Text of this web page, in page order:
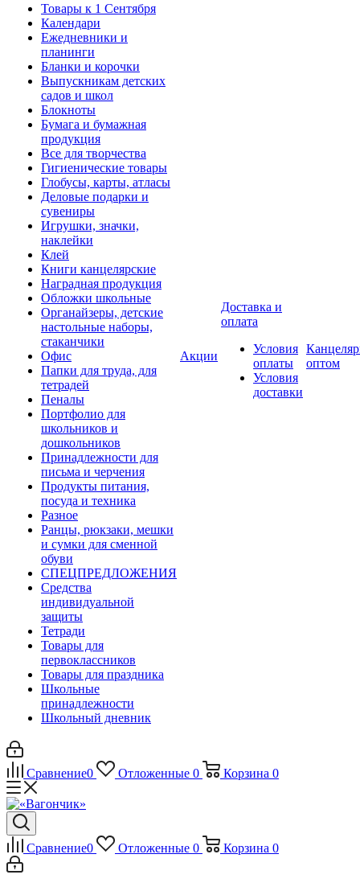
Товары к 1 Сентября
Календари
Ежедневники и
планинги
Бланки и корочки
Выпускникам детских
садов и школ
Блокноты
Бумага и бумажная
продукция
Все для творчества
Гигиенические товары
Глобусы, карты, атласы
Деловые подарки и
сувениры
Игрушки, значки,
наклейки
Клей
Книги канцелярские
Наградная продукция
Обложки школьные
Органайзеры, детские
настольные наборы,
стаканчики
Офис
Папки для труда, для
тетрадей
Пеналы
Портфолио для
школьников и
дошкольников
Принадлежности для
письма и черчения
Продукты питания,
посуда и техника
Разное
Ранцы, рюкзаки, мешки
и сумки для сменной
обуви
СПЕЦПРЕДЛОЖЕНИЯ
Средства
индивидуальной
защиты
Тетради
Товары для
первоклассников
Товары для праздника
Школьные
принадлежности
Школьный дневник
Акции
Доставка и
оплата
Условия
оплаты
Условия
доставки
оптом
Сравнение0 Отложенные 0 Корзина 0
Сравнение0 Отложенные 0 Корзина 0